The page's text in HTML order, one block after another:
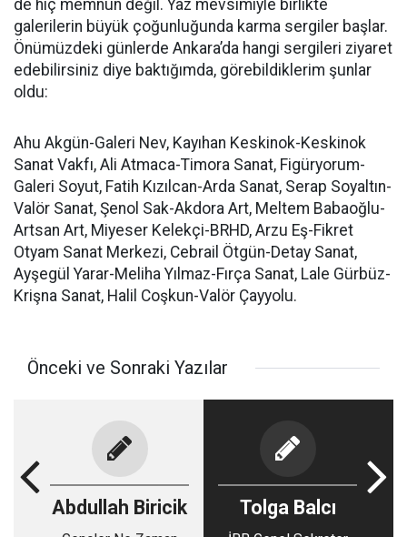
de hiç memnun değil. Yaz mevsimiyle birlikte
galerilerin büyük çoğunluğunda karma sergiler başlar.
Önümüzdeki günlerde Ankara’da hangi sergileri ziyaret
edebilirsiniz diye baktığımda, görebildiklerim şunlar
oldu:
Ahu Akgün-Galeri Nev, Kayıhan Keskinok-Keskinok
Sanat Vakfı, Ali Atmaca-Timora Sanat, Figüryorum-
Galeri Soyut, Fatih Kızılcan-Arda Sanat, Serap Soyaltın-
Valör Sanat, Şenol Sak-Akdora Art, Meltem Babaoğlu-
Artsan Art, Miyeser Kelekçi-BRHD, Arzu Eş-Fikret
Otyam Sanat Merkezi, Cebrail Ötgün-Detay Sanat,
Ayşegül Yarar-Meliha Yılmaz-Fırça Sanat, Lale Gürbüz-
Krişna Sanat, Halil Coşkun-Valör Çayyolu.
Önceki ve Sonraki Yazılar
Abdullah Biricik Tolga Balcı